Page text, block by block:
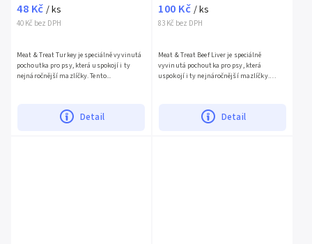
40 Kč bez DPH
48 Kč / ks
Detail
Meat & Treat Turkey je speciálně vyvinutá
pochoutka pro psy, která uspokojí i ty
nejnáročnější mazlíčky. Tento...
83 Kč bez DPH
100 Kč / ks
Detail
Meat & Treat Beef Liver je speciálně
vyvinutá pochoutka pro psy, která
uspokojí i ty nejnáročnější mazlíčky.